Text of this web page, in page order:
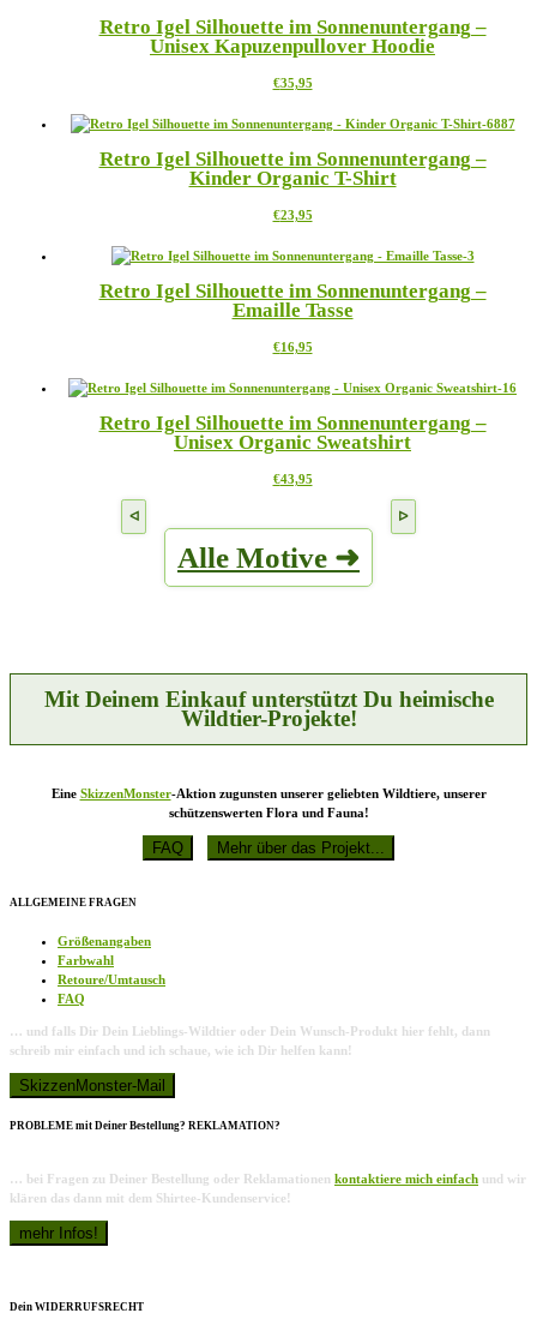
gewählt
werden
auf.
Die
können
der
gewählt
werden
Retro Igel Silhouette im Sonnenuntergang –
Unisex Kapuzenpullover Hoodie
€35,95Dieses
weist
Varianten
auf.
Optionen
auf
Produktseite
gewählt
Retro Igel Silhouette im Sonnenuntergang –
Kinder Organic T-Shirt
€23,95Dieses
weist
Varianten
auf.
Optionen
auf
Produktseite
gewählt
Retro Igel Silhouette im Sonnenuntergang –
Emaille Tasse
€16,95Dieses
weist
Varianten
auf.
Optionen
Produktseite
gewählt
Retro Igel Silhouette im Sonnenuntergang –
Unisex Organic Sweatshirt
€43,95Dieses
Varianten
auf.
Produktseite
gewählt
werden
Alle Motive ➜
Mit Deinem Einkauf unterstützt Du heimische
Wildtier-Projekte!
Eine SkizzenMonster-Aktion zugunsten unserer geliebten Wildtiere, unserer
schützenswerten Flora und Fauna!
ALLGEMEINE FRAGEN
Größenangaben
Farbwahl
Retoure/Umtausch
FAQ
… und falls Dir Dein Lieblings-Wildtier oder Dein Wunsch-Produkt hier fehlt, dann
schreib mir einfach und ich schaue, wie ich Dir helfen kann!
PROBLEME mit Deiner Bestellung? REKLAMATION?
… bei Fragen zu Deiner Bestellung oder Reklamationen kontaktiere mich einfach und wir
klären das dann mit dem Shirtee-Kundenservice!
Dein WIDERRUFSRECHT